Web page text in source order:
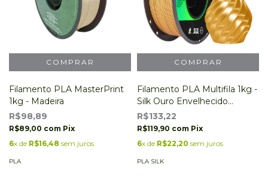
Filamento PLA MasterPrint
1kg - Madeira
R$98,89
R$89,00 com Pix
6x de R$16,48 sem juros
PLA
Filamento PLA Multifila 1kg -
Silk Ouro Envelhecido
Metalizado
R$133,22
R$119,90 com Pix
6x de R$22,20 sem juros
PLA SILK